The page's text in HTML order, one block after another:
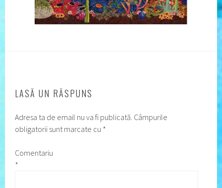
LASĂ UN RĂSPUNS
Adresa ta de email nu va fi publicată. Câmpurile
obligatorii sunt marcate cu *
Comentariu
*